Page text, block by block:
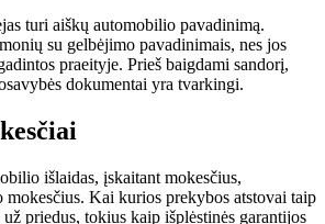
turi aiškų automobilio pavadinimą.
su gelbėjimo pavadinimais, nes jos
praeityje. Prieš baigdami sandorį,
dokumentai yra tvarkingi.
išlaidas, įskaitant mokesčius,
mokesčius. Kai kurios prekybos atstovai taip
priedus, tokius kaip išplėstinės garantijos